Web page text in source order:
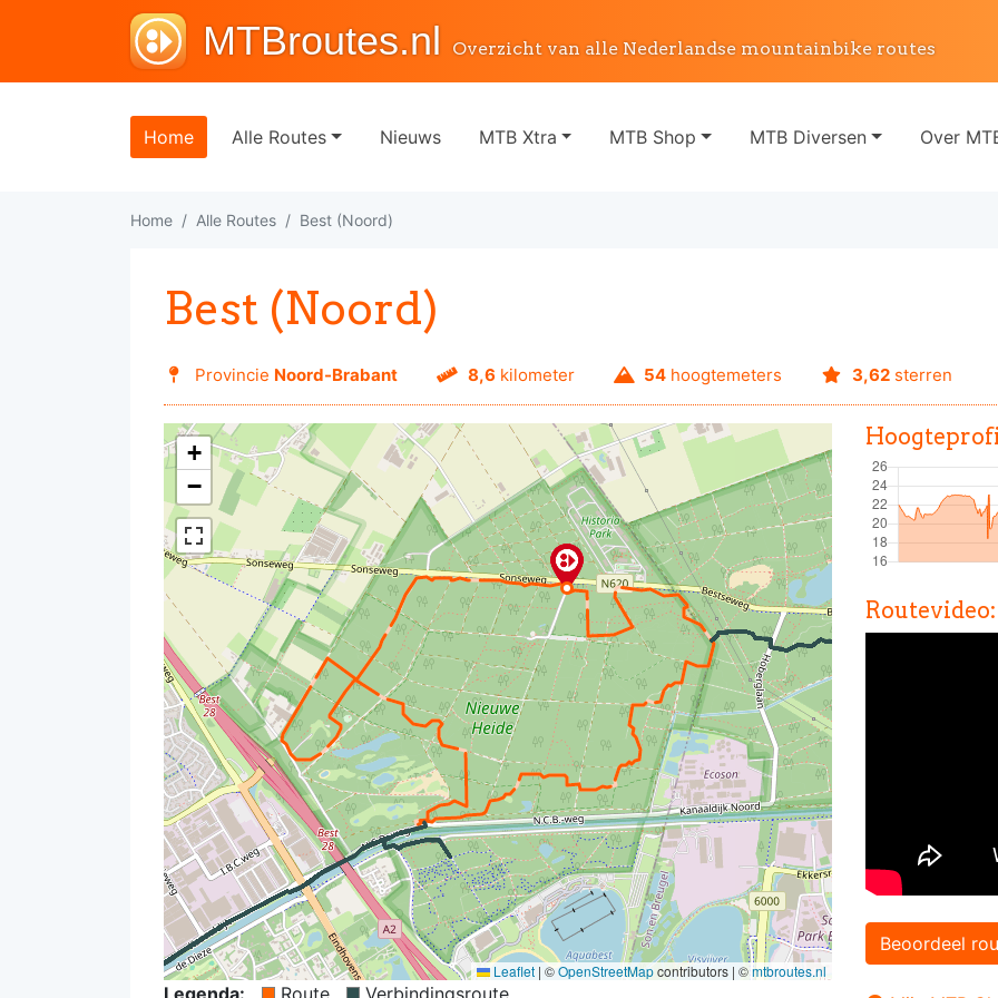
MTBroutes.nl Overzicht van alle Nederlandse mountainbike routes
Home Alle Routes Nieuws MTB Xtra MTB Shop MTB Diversen Over
Home Alle Routes Best (Noord)
Best (Noord)
Provincie Noord-Brabant 8,6 kilometer 54 hoogtemeters 3,62 sterren
+
−
Leaflet | ©OpenStreetMapcontributors | ©mtbroutes.nl
Legenda: Route Verbindingsroute
Routevideo:
Beoordeel